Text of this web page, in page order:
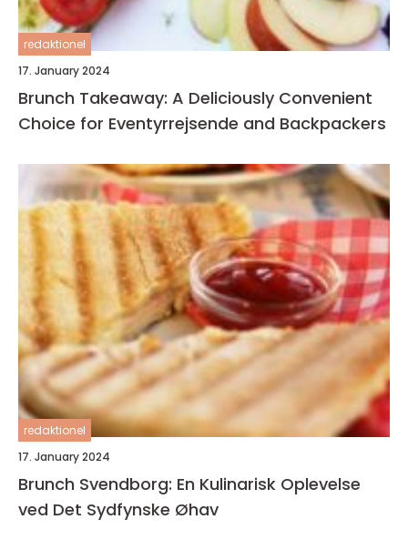
redaktionel
17. January 2024
Brunch Takeaway: A Deliciously Convenient
Choice for Eventyrrejsende and Backpackers
redaktionel
17. January 2024
Brunch Svendborg: En Kulinarisk Oplevelse
ved Det Sydfynske Øhav